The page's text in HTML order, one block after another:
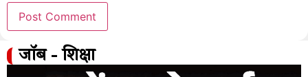
जॉब - शिक्षा